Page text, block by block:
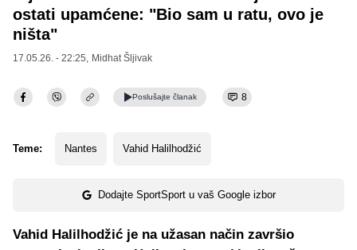
ostati upamćene: "Bio sam u ratu, ovo je
ništa"
17.05.26. - 22:25, Midhat Šljivak
Poslušajte članak 8
Teme: Nantes Vahid Halilhodžić
Dodajte SportSport u vaš Google izbor
Vahid Halilhodžić je na užasan način završio